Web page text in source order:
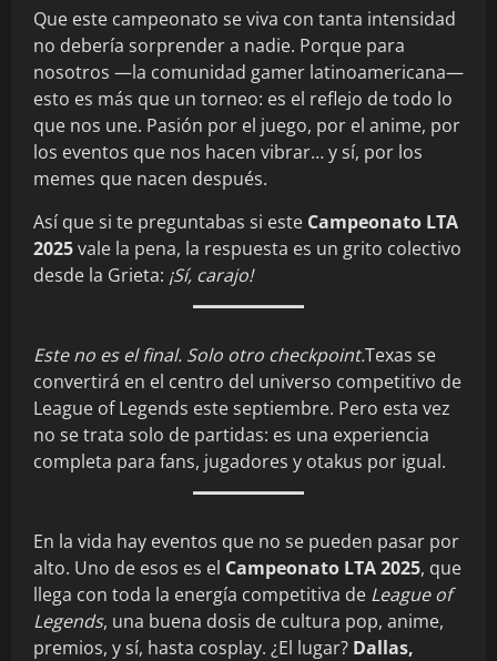
Que este campeonato se viva con tanta intensidad
no debería sorprender a nadie. Porque para
nosotros —la comunidad gamer latinoamericana—
esto es más que un torneo: es el reflejo de todo lo
que nos une. Pasión por el juego, por el anime, por
los eventos que nos hacen vibrar… y sí, por los
memes que nacen después.
Así que si te preguntabas si este Campeonato LTA
2025vale la pena, la respuesta es un grito colectivo
desde la Grieta: ¡Sí, carajo!
Este no es el final. Solo otro checkpoint.Texas se
convertirá en el centro del universo competitivo de
League of Legends este septiembre. Pero esta vez
no se trata solo de partidas: es una experiencia
completa para fans, jugadores y otakus por igual.
En la vida hay eventos que no se pueden pasar por
alto. Uno de esos es el Campeonato LTA 2025, que
llega con toda la energía competitiva de League of
Legends, una buena dosis de cultura pop, anime,
premios, y sí, hasta cosplay. ¿El lugar? Dallas,